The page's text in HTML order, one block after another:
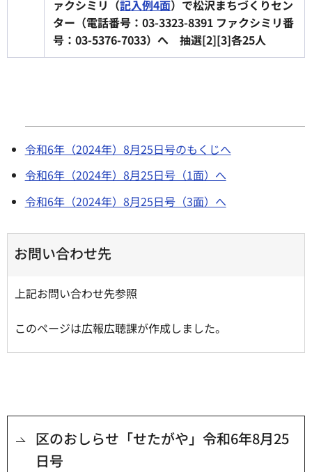
ァクシミリ（記入例4面）で松沢まちづくりセン
ター（電話番号：03-3323-8391 ファクシミリ番
号：03-5376-7033）へ 抽選[2][3]各25人
令和6年（2024年）8月25日号のもくじへ
令和6年（2024年）8月25日号（1面）へ
令和6年（2024年）8月25日号（3面）へ
お問い合わせ先
上記お問い合わせ先参照
このページは広報広聴課が作成しました。
区のおしらせ「せたがや」令和6年8月25
日号